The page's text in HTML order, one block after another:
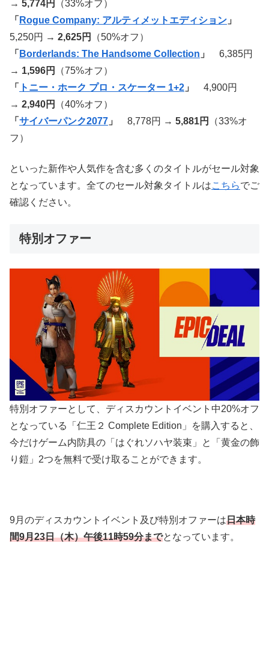
→ 5,774円
（33%オフ）
「 Rogue Company: アルティメットエディション 」
5,250円 → 2,625円
（50%オフ）
「 Borderlands: The Handsome Collection 」
6,385円
→ 1,596円
（75%オフ）
「
トニー・ホーク プロ・スケーター 1+2 」
4,900円
→ 2,940円
（40%オフ）
「 サイバーパンク2077 」 8,778円 → 5,881円
（33%オ
フ）
といった新作や人気作を含む多くのタイトルがセール対象
となっています。全てのセール対象タイトルはこちらでご
確認ください。
特別オファー
特別オファーとして、ディスカウントイベント中20%オフ
となっている「仁王２ Complete Edition」を購入すると、
今だけゲーム内防具の「はぐれソハヤ装束」と「黄金の飾
り鎧」2つを無料で受け取ることができます。
9月のディスカウントイベント及び特別オファーは日本時
間9月23日（木）午後11時59分までとなっています。